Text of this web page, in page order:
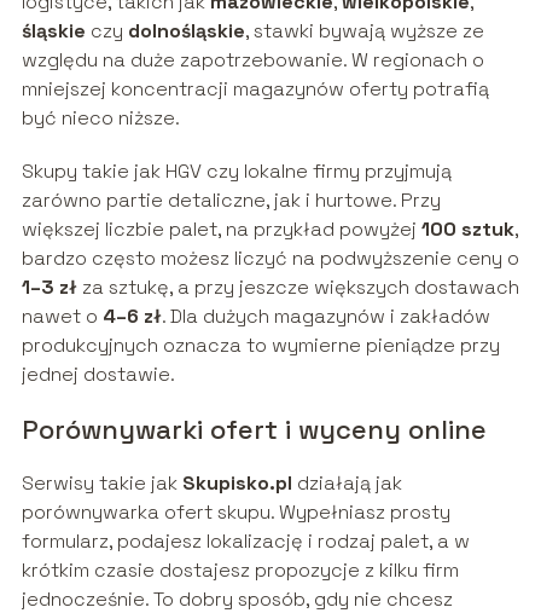
śląskie czy dolnośląskie, stawki bywają wyższe ze
względu na duże zapotrzebowanie. W regionach o
mniejszej koncentracji magazynów oferty potrafią
być nieco niższe.
Skupy takie jak HGV czy lokalne firmy przyjmują
zarówno partie detaliczne, jak i hurtowe. Przy
większej liczbie palet, na przykład powyżej 100 sztuk,
bardzo często możesz liczyć na podwyższenie ceny o
1–3 złza sztukę, a przy jeszcze większych dostawach
nawet o 4–6 zł. Dla dużych magazynów i zakładów
produkcyjnych oznacza to wymierne pieniądze przy
jednej dostawie.
Porównywarki ofert i wyceny online
Serwisy takie jak Skupisko.pl działają jak
porównywarka ofert skupu. Wypełniasz prosty
formularz, podajesz lokalizację i rodzaj palet, a w
krótkim czasie dostajesz propozycje z kilku firm
jednocześnie. To dobry sposób, gdy nie chcesz